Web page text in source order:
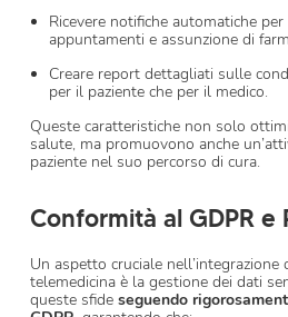
Ricevere notifiche automatiche
appuntamenti e assunzione di
Creare report dettagliati sulle
per il paziente che per il medico.
Queste caratteristiche non solo
salute, ma promuovono anche
paziente nel suo percorso di cura.
Conformità al GDPR e
Un aspetto cruciale nell’integrazione
telemedicina è la gestione dei dati
queste sfide seguendo